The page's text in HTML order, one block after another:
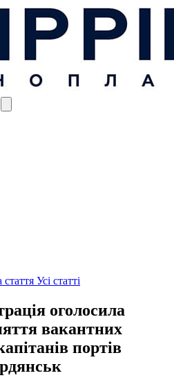
Усі статті
оголосила
вакантних
портів